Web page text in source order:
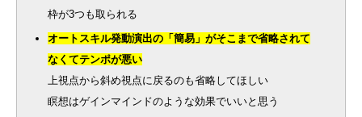
枠が3つも取られる
オートスキル発動演出の「簡易」がそこまで省略されて
なくてテンポが悪い
上視点から斜め視点に戻るのも省略してほしい
瞑想はゲインマインドのような効果でいいと思う